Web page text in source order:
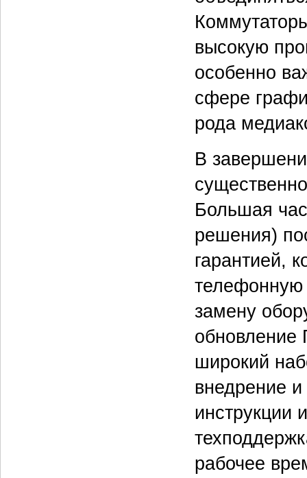
высокую
особенно
сфере
рода
В
Большая
решения)
гарантией,
телефонную
замену
обновление
широкий
внедрение и
инструкции
рабочее